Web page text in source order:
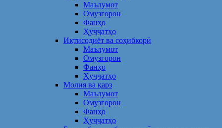
Маълумот
Омузгорон
Фанҳо
Ҳуҷҷатҳо
Иқтисодиёт ва соҳибкорӣ
Маълумот
Омузгорон
Фанҳо
Ҳуҷҷатҳо
Молия ва қарз
Маълумот
Омузгорон
Фанҳо
Ҳуҷҷатҳо